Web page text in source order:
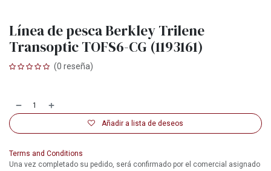
Línea de pesca Berkley Trilene
Transoptic TOFS6-CG (1193161)
(0 reseña)
Añadir a lista de deseos
Terms and Conditions
Una vez completado su pedido, será confirmado por el comercial asignado